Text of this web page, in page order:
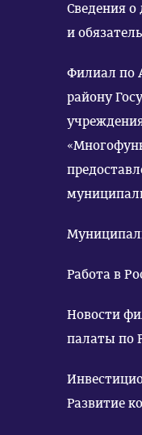
Сведения о
и
Филиал по
району
Работа в
Новости
палаты по
Развитие